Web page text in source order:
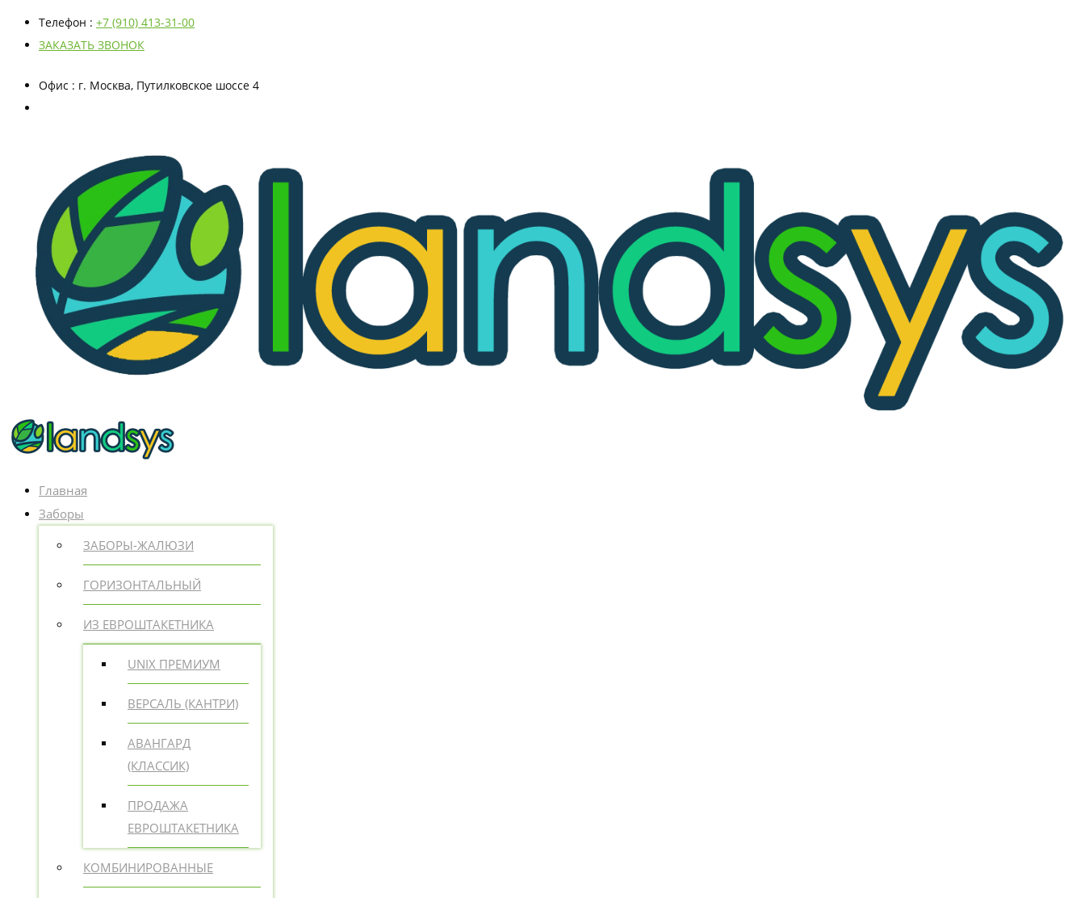
Телефон : +7 (910) 413-31-00
ЗАКАЗАТЬ ЗВОНОК
Офис : г. Москва, Путилковское шоссе 4
Главная
Заборы
ЗАБОРЫ-ЖАЛЮЗИ
ГОРИЗОНТАЛЬНЫЙ
ИЗ ЕВРОШТАКЕТНИКА
UNIX ПРЕМИУМ
ВЕРСАЛЬ (КАНТРИ)
АВАНГАРД
(КЛАССИК)
ПРОДАЖА
ЕВРОШТАКЕТНИКА
КОМБИНИРОВАННЫЕ